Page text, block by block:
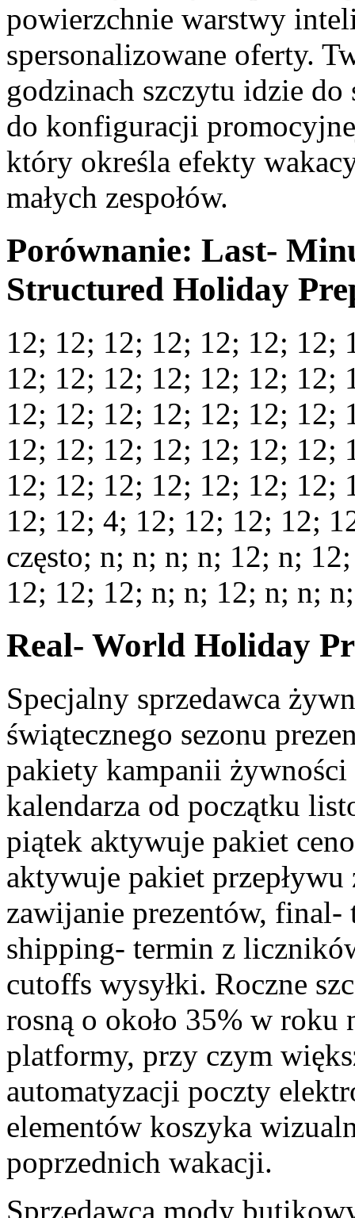
powierzchnie warstwy
spersonalizowane oferty.
godzinach szczytu idzie do
do konfiguracji
który określa efekty
małych zespołów.
Porównanie: Last-
Structured Holiday
12; 12; 12; 12; 12; 12; 12;
12; 12; 12; 12; 12; 12; 12;
12; 12; 12; 12; 12; 12; 12;
12; 12; 12; 12; 12; 12; 12;
12; 12; 12; 12; 12; 12; 12;
12; 12; 4; 12; 12; 12; 12;
często; n; n; n; n; 12; n;
12; 12; 12; n; n; 12; n; n;
Real- World Holiday
Specjalny sprzedawca
świątecznego sezonu
pakiety kampanii
kalendarza od początku
piątek aktywuje pakiet
aktywuje pakiet
zawijanie prezentów,
shipping- termin z
cutoffs wysyłki. Roczne
rosną o około 35% w roku
platformy, przy czym
automatyzacji poczty
elementów koszyka
poprzednich wakacji.
Sprzedawca mody